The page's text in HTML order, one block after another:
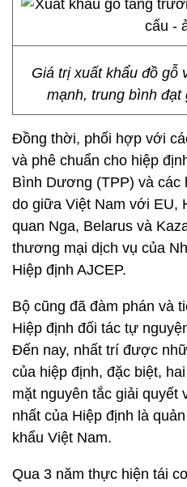
Giá trị xuất khẩu đồ gỗ
mạnh, trung bình đạt
Đồng thời, phối hợp với
và phê chuẩn cho hiệp
Bình Dương (TPP) và
do giữa Việt Nam với EU,
quan Nga, Belarus và
thương mại dịch vụ của
Hiệp định AJCEP.
Bộ cũng đã đàm phán và
Hiệp định đối tác tự
Đến nay, nhất trí được
của hiệp định, đặc biệt,
mặt nguyên tắc giải quyết
nhất của Hiệp định là
khẩu Việt Nam.
Qua 3 năm thực hiện tái